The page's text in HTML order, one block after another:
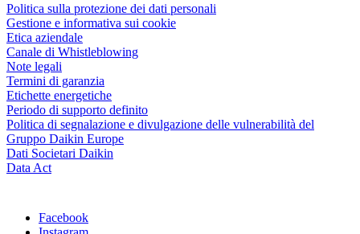
Politica sulla protezione dei dati personali
Gestione e informativa sui cookie
Etica aziendale
Canale di Whistleblowing
Note legali
Termini di garanzia
Etichette energetiche
Periodo di supporto definito
Politica di segnalazione e divulgazione delle vulnerabilità del
Gruppo Daikin Europe
Dati Societari Daikin
Data Act
Facebook